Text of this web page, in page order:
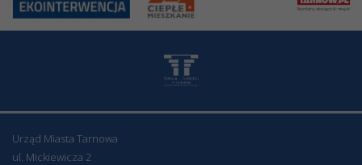
Urząd Miasta Tarnowa
ul. Mickiewicza 2